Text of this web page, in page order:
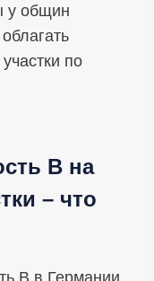
у общин
по
В на
– что